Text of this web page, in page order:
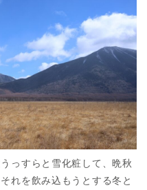
っすらと雪化粧して、晩秋
れを飲み込もうとする冬と